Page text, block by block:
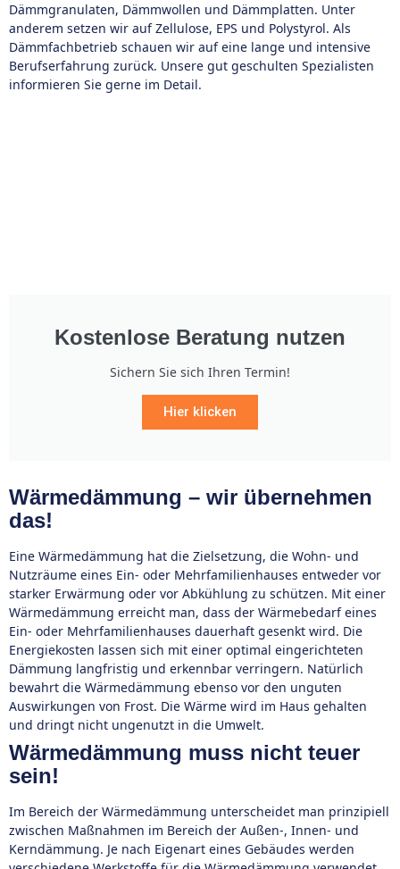
Dämmgranulaten, Dämmwollen und Dämmplatten. Unter
anderem setzen wir auf Zellulose, EPS und Polystyrol. Als
Dämmfachbetrieb schauen wir auf eine lange und intensive
Berufserfahrung zurück. Unsere gut geschulten Spezialisten
informieren Sie gerne im Detail.
Kostenlose Beratung nutzen
Sichern Sie sich Ihren Termin!
Hier klicken
Wärmedämmung – wir übernehmen
das!
Eine Wärmedämmung hat die Zielsetzung, die Wohn- und
Nutzräume eines Ein- oder Mehrfamilienhauses entweder vor
starker Erwärmung oder vor Abkühlung zu schützen. Mit einer
Wärmedämmung erreicht man, dass der Wärmebedarf eines
Ein- oder Mehrfamilienhauses dauerhaft gesenkt wird. Die
Energiekosten lassen sich mit einer optimal eingerichteten
Dämmung langfristig und erkennbar verringern. Natürlich
bewahrt die Wärmedämmung ebenso vor den unguten
Auswirkungen von Frost. Die Wärme wird im Haus gehalten
und dringt nicht ungenutzt in die Umwelt.
Wärmedämmung muss nicht teuer
sein!
Im Bereich der Wärmedämmung unterscheidet man prinzipiell
zwischen Maßnahmen im Bereich der Außen-, Innen- und
Kerndämmung. Je nach Eigenart eines Gebäudes werden